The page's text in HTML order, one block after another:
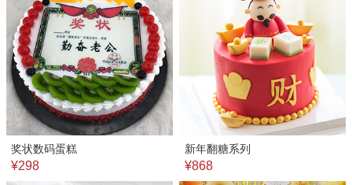
奖状数码蛋糕
¥298
新年翻糖系列
¥868